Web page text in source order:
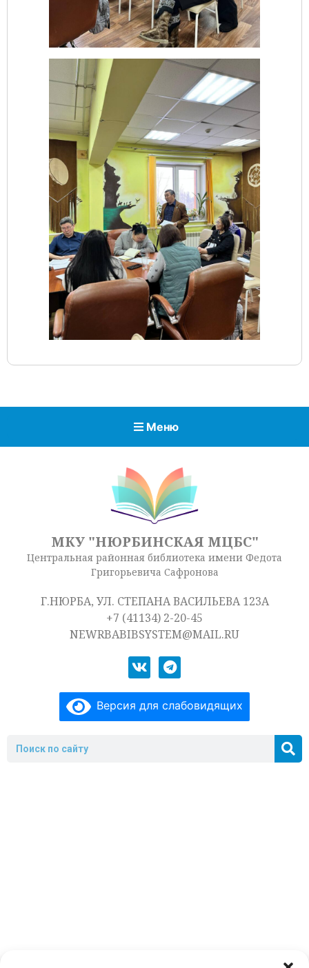
Меню
МКУ "НЮРБИНСКАЯ МЦБС"
Центральная районная библиотека имени Федота
Григорьевича Сафронова
Г.НЮРБА, УЛ. СТЕПАНА ВАСИЛЬЕВА 123А
+7 (41134) 2-20-45
NEWRBABIBSYSTEM@MAIL.RU
Версия для слабовидящих